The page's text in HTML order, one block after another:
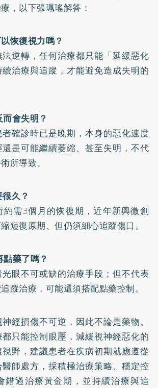
，以下張珮瑤解答：
恢復視力嗎？
逆轉，任何治療都只能「延緩惡化
治療與追蹤，才能避免造成失明的
會失明？
確診時已是晚期，本身的惡化速度
是可能繼續萎縮、甚至失明，不代
所導致。
久？
約需3個月的恢復期，近年新興微創
短復原期、但仍須細心追蹤傷口。
藥了嗎？
眼不可或缺的治療手段；但不代表
蹤治療，可能還須搭配點藥控制。
經損傷不可逆，因此不論是藥物、
只能控制眼壓，減緩視神經惡化的
野，建議患者在疾病初期就應遵從
師處方，採積極治療策略、穩定控
錯過治療黃金期，並持續治療與追